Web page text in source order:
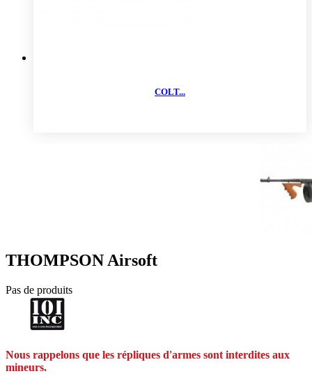
COLT...
THOMPSON Airsoft
Pas de produits
Nous rappelons que les répliques d'armes sont interdites aux
mineurs.